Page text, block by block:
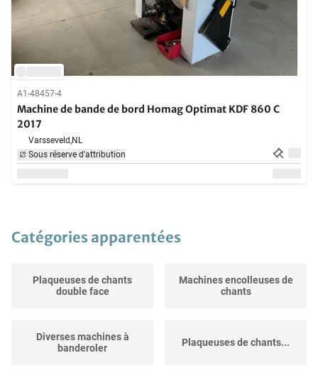
A1-48457-4
Machine de bande de bord Homag Optimat KDF 860 C
2017
Varsseveld,NL
Sous réserve d'attribution
Catégories apparentées
Plaqueuses de chants
double face
Machines encolleuses de
chants
Diverses machines à
banderoler
Plaqueuses de chants...